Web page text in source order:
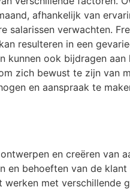
afhankelijk van
salarissen verwachten.
resulteren in een
kunnen ook bijdragen
zich bewust te zijn van
en aanspraak te
en creëren van
en behoeften van de
met verschillende